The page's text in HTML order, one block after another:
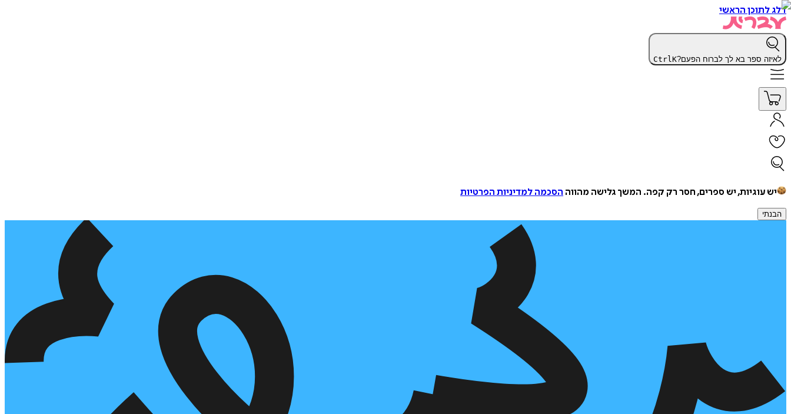
דלג לתוכן הראשי
לאיזה ספר בא לך לברוח הפעם? CtrlK
יש עוגיות, יש ספרים, חסר רק קפה. המשך גלישה מהווה הסכמה למדיניות הפרטיות
הבנתי